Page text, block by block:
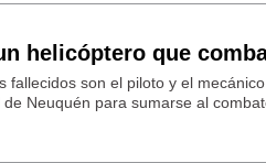
helicóptero que
fallecidos son el piloto y el
de Neuquén para sumarse al